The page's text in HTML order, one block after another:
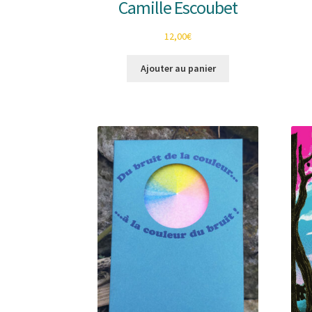
Camille Escoubet
12,00€
Ajouter au panier